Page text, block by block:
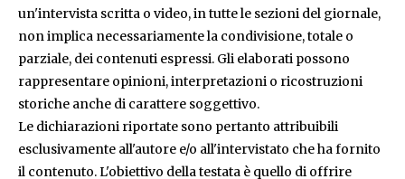
un'intervista scritta o video, in tutte le sezioni del giornale,
non implica necessariamente la condivisione, totale o
parziale, dei contenuti espressi. Gli elaborati possono
rappresentare opinioni, interpretazioni o ricostruzioni
storiche anche di carattere soggettivo.
Le dichiarazioni riportate sono pertanto attribuibili
esclusivamente all'autore e/o all'intervistato che ha fornito
il contenuto. L'obiettivo della testata è quello di offrire